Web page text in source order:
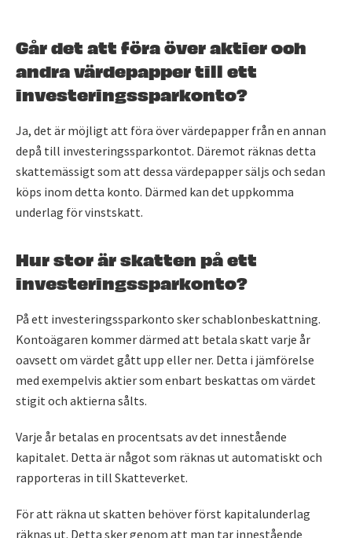
Går det att föra över aktier och
andra värdepapper till ett
investeringssparkonto?
Ja, det är möjligt att föra över värdepapper från en annan
depå till investeringssparkontot. Däremot räknas detta
skattemässigt som att dessa värdepapper säljs och sedan
köps inom detta konto. Därmed kan det uppkomma
underlag för vinstskatt.
Hur stor är skatten på ett
investeringssparkonto?
På ett investeringssparkonto sker schablonbeskattning.
Kontoägaren kommer därmed att betala skatt varje år
oavsett om värdet gått upp eller ner. Detta i jämförelse
med exempelvis aktier som enbart beskattas om värdet
stigit och aktierna sålts.
Varje år betalas en procentsats av det innestående
kapitalet. Detta är något som räknas ut automatiskt och
rapporteras in till Skatteverket.
För att räkna ut skatten behöver först kapitalunderlag
räknas ut. Detta sker genom att man tar innestående